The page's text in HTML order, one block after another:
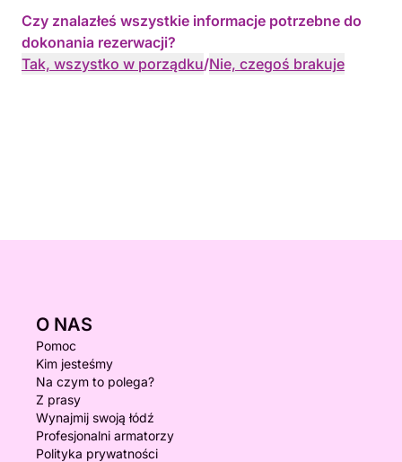
Czy znalazłeś wszystkie informacje potrzebne do
dokonania rezerwacji?
Tak, wszystko w porządku/Nie, czegoś brakuje
O NAS
Pomoc
Kim jesteśmy
Na czym to polega?
Z prasy
Wynajmij swoją łódź
Profesjonalni armatorzy
Polityka prywatności